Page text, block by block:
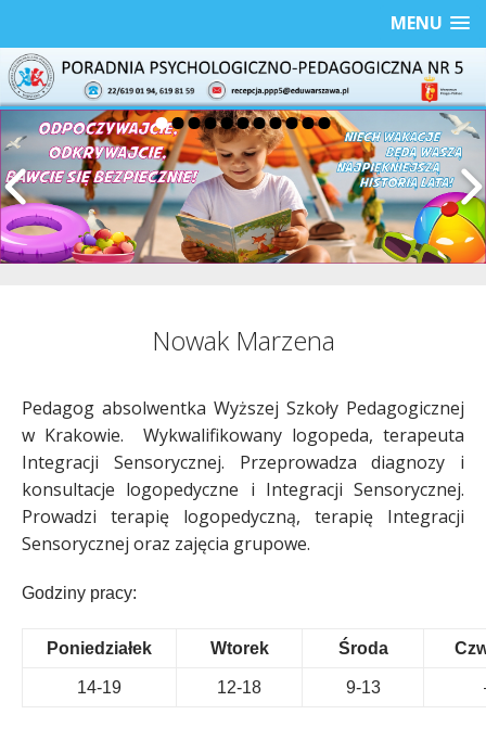
MENU
Nowak Marzena
Pedagog absolwentka Wyższej Szkoły Pedagogicznej
w Krakowie. Wykwalifikowany logopeda, terapeuta
Integracji Sensorycznej. Przeprowadza diagnozy i
konsultacje logopedyczne i Integracji Sensorycznej.
Prowadzi terapię logopedyczną, terapię Integracji
Sensorycznej oraz zajęcia grupowe.
Godziny pracy:
Poniedziałek Wtorek Środa
14-19 12-18 9-13